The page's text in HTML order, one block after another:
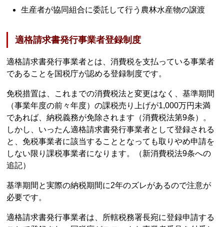
生産者が協同組合に委託して行う農林水産物の譲渡
適格請求書発行事業者登録制度
適格請求書発行事業者とは、消費税を支払っている事業者
であることを国税庁が認める登録制度です。
免税措置は、これまでの消費税法と変更はなく、基準期間
（事業年度の前々年度）の課税売り上げが1,000万円未満
であれば、納税義務が免除されます（消費税法第9条）。
しかし、いったん適格請求書発行事業者として登録される
と、免税事業者に該当することとなっても取りやめ申請を
しない限り課税事業者になります。（新消費税法9条への
追記）
基準期間と実際の納税期間に2年のズレがあるので注意が
必要です。
適格請求書発行事業者は、所轄税務署長宛に登録申請する